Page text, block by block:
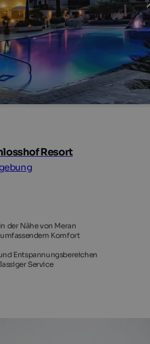
Resort
der Nähe von Meran
Komfort
Entspannungsbereichen
Service